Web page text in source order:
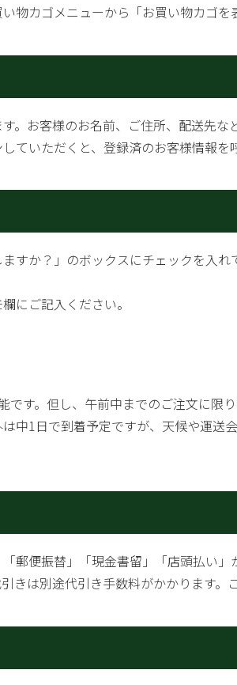
物カゴメニューから「お買い物カゴを
。お客様のお名前、ご住所、配送先な
いただくと、登録済のお客様情報を
すか？」のボックスにチェックを入
にご記入ください。
す。但し、午前中までのご注文に限り
中1日で到着予定ですが、天候や運送
郵便振替」「現金書留」「店頭払い」
は別途代引き手数料がかかります。